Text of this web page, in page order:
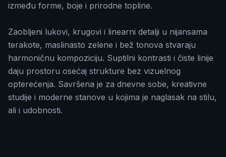
između forme, boje i prirodne topline.
Zaobljeni lukovi, krugovi i linearni detalji u nijansama
terakote, maslinasto zelene i bež tonova stvaraju
harmoničnu kompoziciju. Suptilni kontrasti i čiste linije
daju prostoru osećaj strukture bez vizuelnog
opterećenja. Savršena je za dnevne sobe, kreativne
studije i moderne stanove u kojima je naglasak na stilu,
ali i udobnosti.